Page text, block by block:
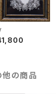
他の商品